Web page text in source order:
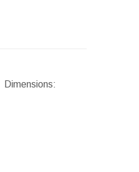
Dimensions: